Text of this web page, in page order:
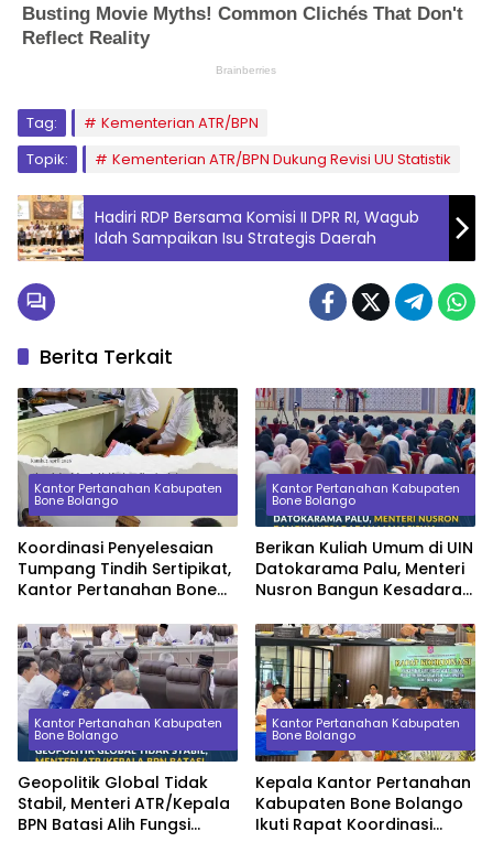
Tag:
Kementerian ATR/BPN
Topik:
Kementerian ATR/BPN Dukung Revisi UU Statistik
Hadiri RDP Bersama Komisi II DPR RI, Wagub
Idah Sampaikan Isu Strategis Daerah
Berita Terkait
Kantor Pertanahan Kabupaten
Bone Bolango
Koordinasi Penyelesaian
Tumpang Tindih Sertipikat,
Kantor Pertanahan Bone
Kanwil BPN Provinsi
Gorontalo
Kantor Pertanahan Kabupaten
Bone Bolango
Berikan Kuliah Umum di UIN
Datokarama Palu, Menteri
Nusron Bangun Kesadaran
Ekonomi Tanah
Kantor Pertanahan Kabupaten
Bone Bolango
Geopolitik Global Tidak
Stabil, Menteri ATR/Kepala
BPN Batasi Alih Fungsi
Kantor Pertanahan Kabupaten
Bone Bolango
Kepala Kantor Pertanahan
Kabupaten Bone Bolango
Ikuti Rapat Koordinasi